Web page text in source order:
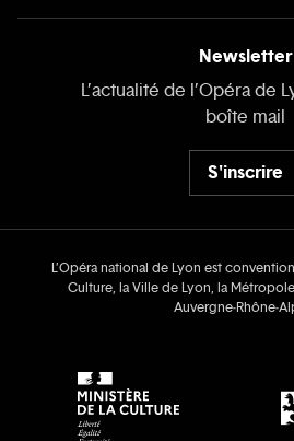
Newsletter
L’actualité de l’Opéra de
boîte mail
S'inscrire
L’Opéra national de Lyon est
Culture, la Ville de Lyon, la